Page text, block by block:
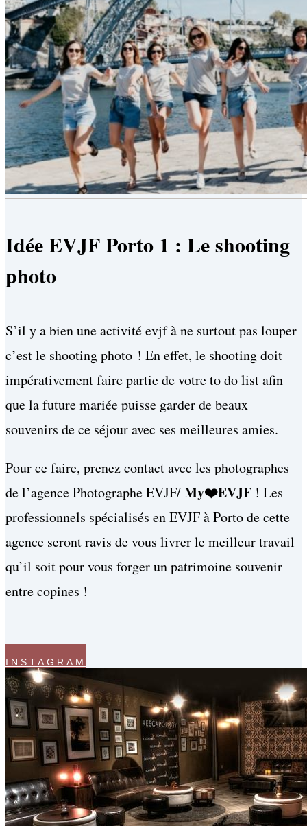
Idée EVJF Porto 1 : Le shooting
photo
S’il y a bien une activité evjf à ne surtout pas louper
c’est le shooting photo ! En effet, le shooting doit
impérativement faire partie de votre to do list afin
que la future mariée puisse garder de beaux
souvenirs de ce séjour avec ses meilleures amies.
Pour ce faire, prenez contact avec les photographes
de l’agence Photographe EVJF/My❤️EVJF ! Les
professionnels spécialisés en EVJF à Porto de cette
agence seront ravis de vous livrer le meilleur travail
qu’il soit pour vous forger un patrimoine souvenir
entre copines !
INSTAGRAM